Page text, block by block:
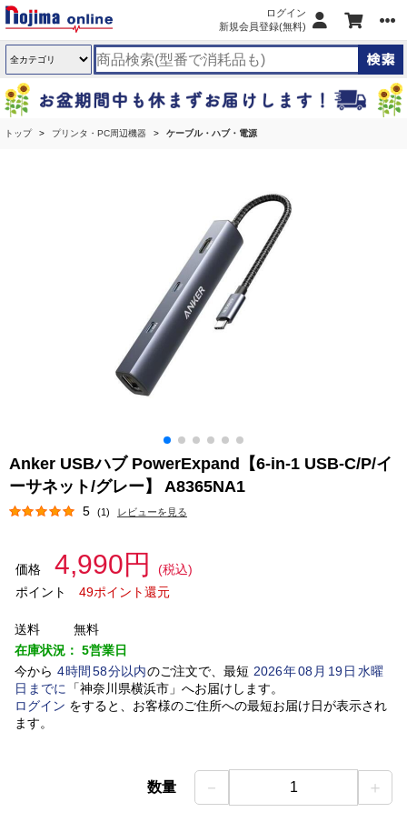
ログイン
新規会員登録(無料)
トップ プリンタ・PC周辺機器 ケーブル・ハブ・電源
Anker USBハブ PowerExpand【6-in-1 USB-C/P/イ
ーサネット/グレー】 A8365NA1
5 (1) レビューを見る
価格 4,990円
(税込)
ポイント
49ポイント還元
送料
無料
在庫状況： 5営業日
今から 4時間 58分以内のご注文で、最短 2026年08 月 19日水曜
日 までに 「神奈川県横浜市」 へお届けします。
ログイン をすると、お客様のご住所への最短お届け日が表示され
ます。
数量 － 1 ＋